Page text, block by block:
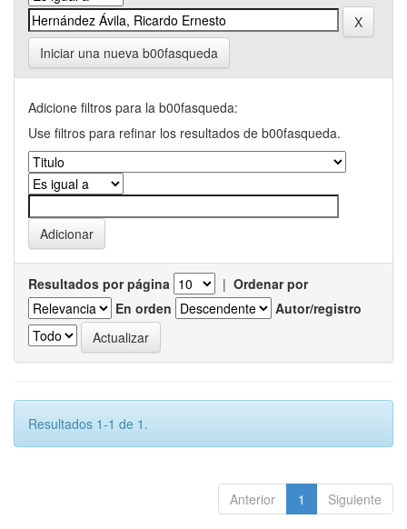
Iniciar una nueva b00fasqueda
Adicione filtros para la b00fasqueda:
Use filtros para refinar los resultados de b00fasqueda.
Resultados por página | Ordenar por
En orden
Autor/registro
Resultados 1-1 de 1.
Anterior 1 Siguiente